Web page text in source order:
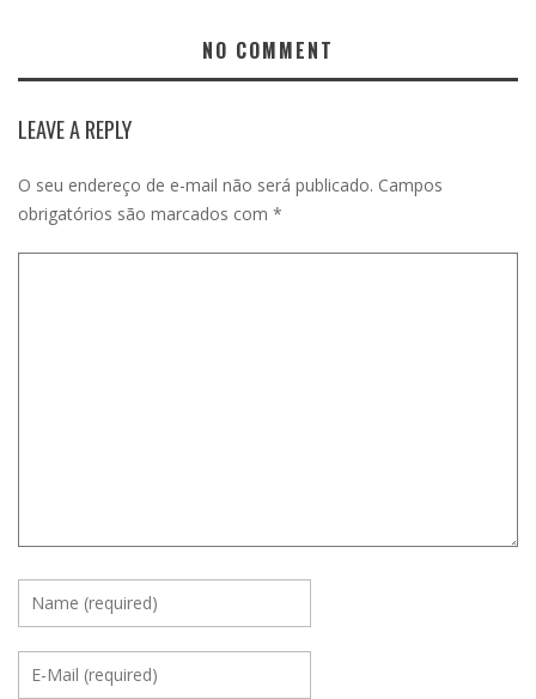
NO COMMENT
LEAVE A REPLY
O seu endereço de e-mail não será publicado. Campos
obrigatórios são marcados com *